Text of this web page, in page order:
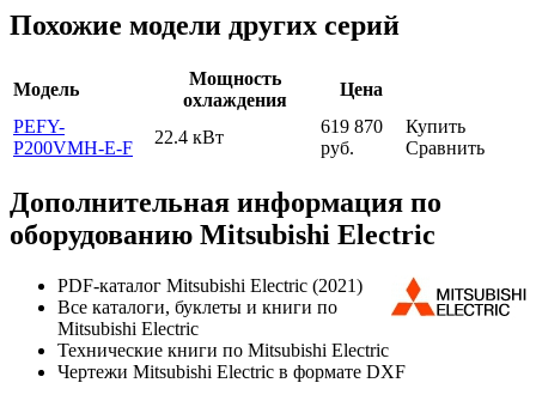
Похожие модели других серий
Модель
Мощность
охлаждения
Цена
PEFY-
P200VMH-E-F
22.4 кВт
619 870
руб.
Купить
Сравнить
Дополнительная информация по
оборудованию Mitsubishi Electric
PDF-каталог Mitsubishi Electric (2021)
Все каталоги, буклеты и книги по
Mitsubishi Electric
Технические книги по Mitsubishi Electric
Чертежи Mitsubishi Electric в формате DXF